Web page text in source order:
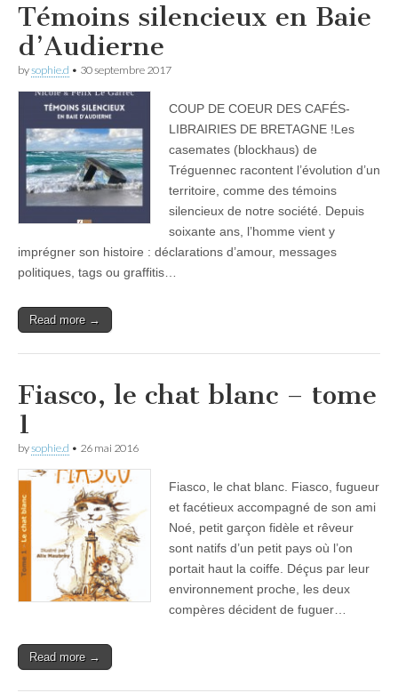
Témoins silencieux en Baie
d’Audierne
bysophie.d • 30 septembre 2017
COUP DE COEUR DES CAFÉS-
LIBRAIRIES DE BRETAGNE !Les
casemates (blockhaus) de
Tréguennec racontent l’évolution d’un
territoire, comme des témoins
silencieux de notre société. Depuis
soixante ans, l’homme vient y
imprégner son histoire : déclarations d’amour, messages
politiques, tags ou graffitis…
Read more →
Fiasco, le chat blanc – tome
1
bysophie.d • 26 mai 2016
Fiasco, le chat blanc. Fiasco, fugueur
et facétieux accompagné de son ami
Noé, petit garçon fidèle et rêveur
sont natifs d’un petit pays où l’on
portait haut la coiffe. Déçus par leur
environnement proche, les deux
compères décident de fuguer…
Read more →